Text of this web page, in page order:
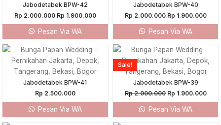
Jabodetabek BPW-42
Rp2.000.000 Rp 1.900.000
Pesan Via WA
Jabodetabek BPW-40
Rp2.000.000 Rp 1.900.000
Pesan Via WA
Jabodetabek BPW-41
Rp 2.500.000
Pesan Via WA
Sale!
Jabodetabek BPW-39
Rp2.000.000
Original
price
was:
Rp 2.000.000.
Rp 1.900.000
is:
Pesan Via WA